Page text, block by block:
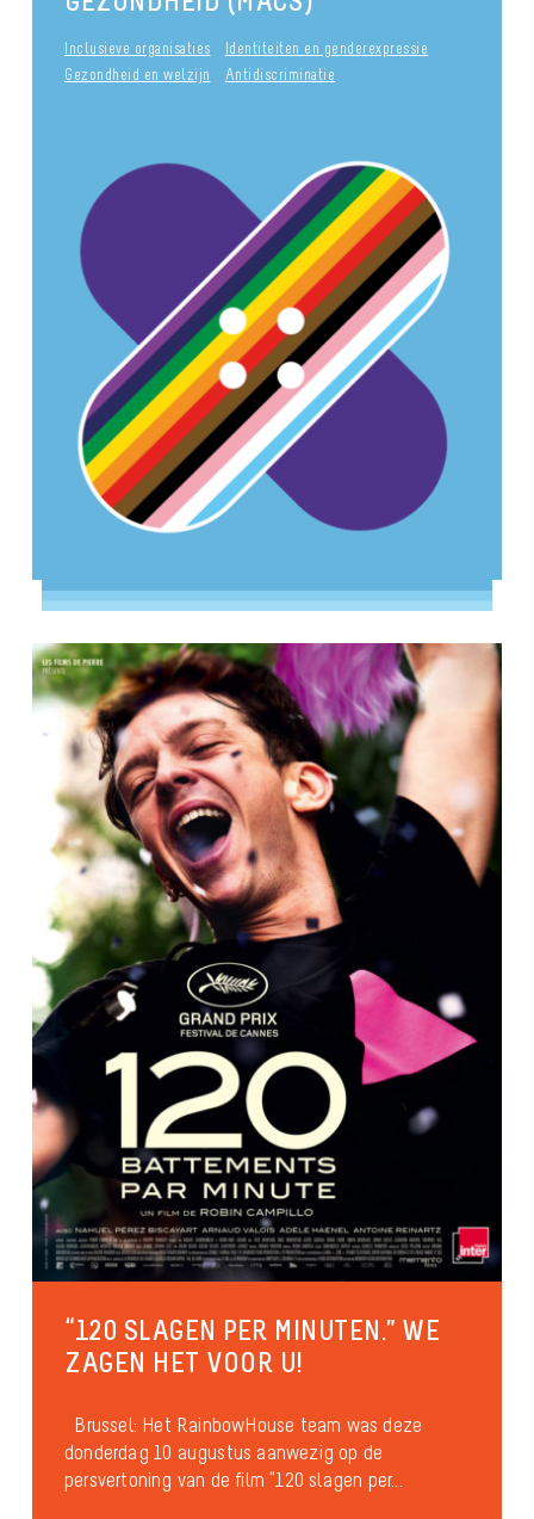
Inclusieve organisaties
Identiteiten en genderexpressie
Gezondheid en welzijn
Antidiscriminatie
“120 SLAGEN PER MINUTEN.” WE
ZAGEN HET VOOR U!
Brussel: Het RainbowHouse team was deze
donderdag 10 augustus aanwezig op de
persvertoning van de film “120 slagen per...